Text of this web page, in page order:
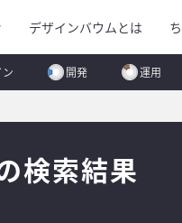
デザインバウムとは
開発 運用
検索結果